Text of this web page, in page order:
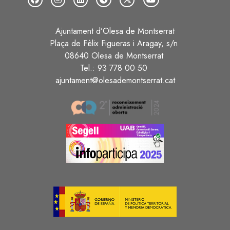
Ajuntament d’Olesa de Montserrat
Plaça de Fèlix Figueras i Aragay, s/n
08640 Olesa de Montserrat
Tel.: 93 778 00 50
ajuntament@olesademontserrat.cat
Image
Image